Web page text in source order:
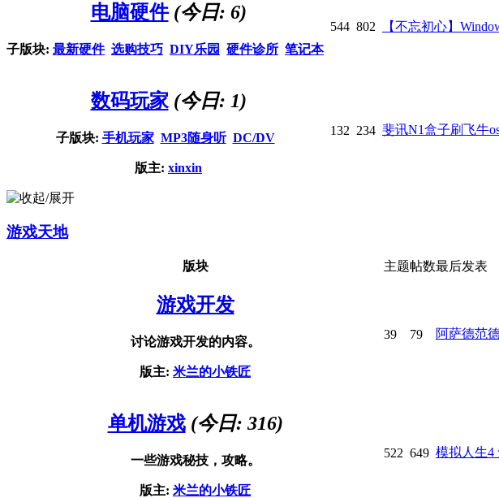
电脑硬件 (今日: 6)
子版块: 最新硬件 选购技巧 DIY乐园 硬件诊所 笔记本
544 802 【不忘初心】
数码玩家 (今日: 1)
子版块: 手机玩家 MP3随身听 DC/DV
版主: xinxin
132 234 斐讯N1盒子刷飞牛
游戏天地
版块 主题帖数最后发表
游戏开发
讨论游戏开发的内容。
版主: 米兰的小铁匠
39 79 阿萨德范
单机游戏 (今日: 316)
一些游戏秘技，攻略。
版主: 米兰的小铁匠
522 649 模拟人生4